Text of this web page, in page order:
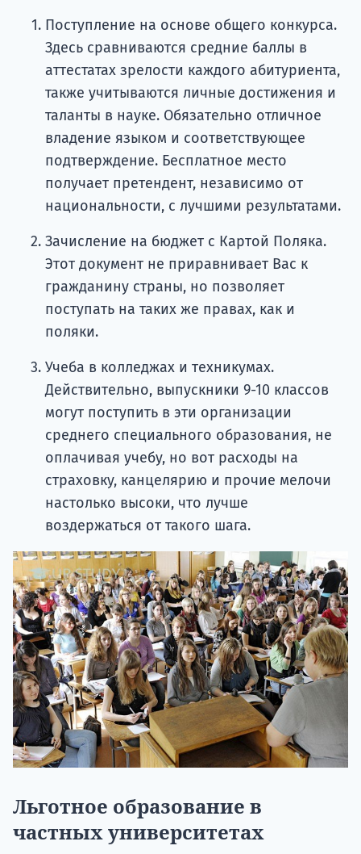
Поступление на основе общего конкурса.
Здесь сравниваются средние баллы в
аттестатах зрелости каждого абитуриента,
также учитываются личные достижения и
таланты в науке. Обязательно отличное
владение языком и соответствующее
подтверждение. Бесплатное место
получает претендент, независимо от
национальности, с лучшими результатами.
Зачисление на бюджет с Картой Поляка.
Этот документ не приравнивает Вас к
гражданину страны, но позволяет
поступать на таких же правах, как и
поляки.
Учеба в колледжах и техникумах.
Действительно, выпускники 9-10 классов
могут поступить в эти организации
среднего специального образования, не
оплачивая учебу, но вот расходы на
страховку, канцелярию и прочие мелочи
настолько высоки, что лучше
воздержаться от такого шага.
Льготное образование в
частных университетах